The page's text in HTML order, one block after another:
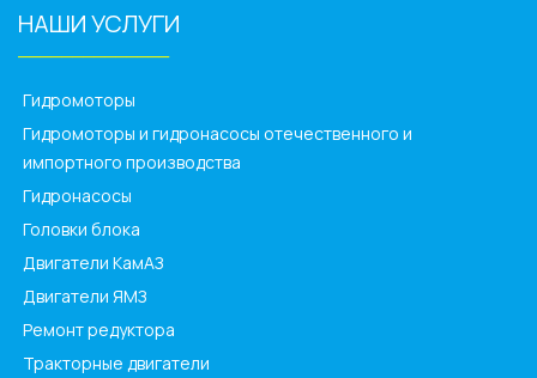
НАШИ УСЛУГИ
Гидромоторы
Гидромоторы и гидронасосы отечественного и
импортного производства
Гидронасосы
Головки блока
Двигатели КамАЗ
Двигатели ЯМЗ
Ремонт редуктора
Тракторные двигатели